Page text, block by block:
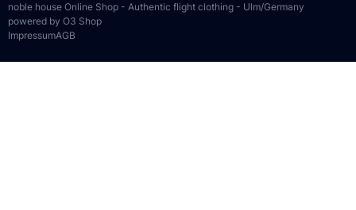
noble house Online Shop - Authentic flight clothing - Ulm/Germany
powered by O3 Shop
ImpressumAGB